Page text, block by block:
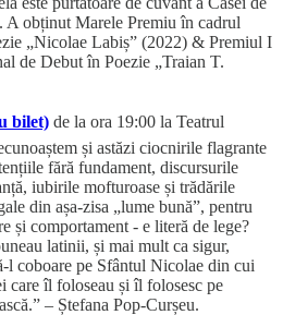
obținut Marele Premiu în cadrul
„Nicolae Labiș” (2022) & Premiul I
de Debut în Poezie „Traian T.
bilet) de la ora 19:00 la Teatrul
și astăzi ciocnirile flagrante
fără fundament, discursurile
iubirile mofturoase și trădările
din așa-zisa „lume bună”, pentru
și comportament - e literă de lege?
latinii, și mai mult ca sigur,
l coboare pe Sfântul Nicolae din cui
care îl foloseau și îl folosesc pe
– Ștefana Pop-Curșeu.